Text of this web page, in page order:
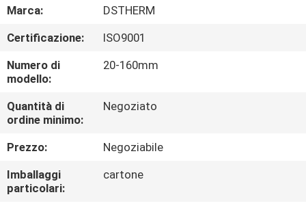
VISITA
ALLA
FABBRICA
CONTROLLO
QUALITÀ
CONTATTACI
Marca:
DSTHERM
Certificazione:
ISO9001
Numero di
modello:
20-160mm
Quantità di
ordine minimo:
Negoziato
Prezzo:
Negoziabile
Imballaggi
particolari:
cartone